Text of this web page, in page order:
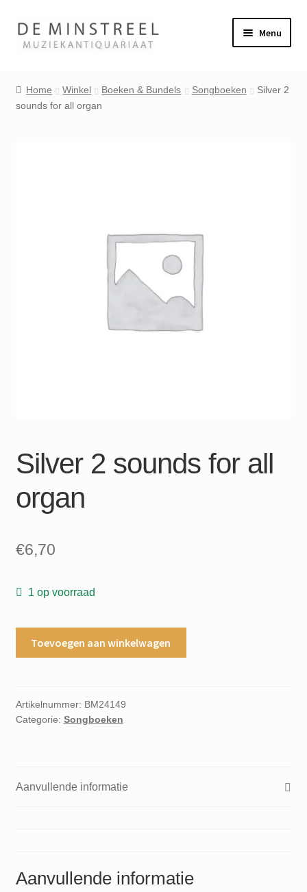
Ga
door
Ga
naar
Menu
Contact
Home Winkel Boeken & Bundels Songboeken
Silver 2
sounds for all organ
Silver 2 sounds for all
organ
€6,70
1 op voorraad
all
organ
Toevoegen aan winkelwagen
Artikelnummer: BM24149
Categorie: Songboeken
Aanvullende informatie
Aanvullende informatie